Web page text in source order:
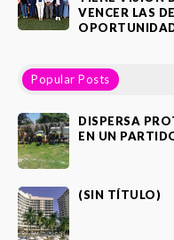
VENCER LAS
Popular Posts
DISPERSA
EN UN
(SIN TÍTULO)